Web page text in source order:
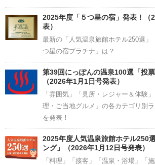
2025年度「５つ星の宿」発表！（
表）
最新の「人気温泉旅館ホテル250選」
つ星の宿プラチナ」は？
第39回にっぽんの温泉100選「投
（2026年1月1日号発表）
「雰囲気」「見所・レジャー＆体験
理・ご当地グルメ」の各カテゴリ別
を発表！
2025年度人気温泉旅館ホテル250
ング」（2026年1月12日号発表）
「料理」「接客」「温泉・浴場」「